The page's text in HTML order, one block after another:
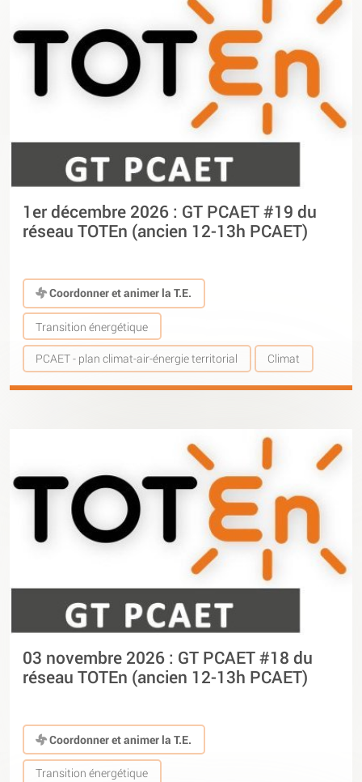
1er décembre 2026 : GT PCAET #19 du
réseau TOTEn (ancien 12-13h PCAET)
Coordonner et animer la T.E.
Transition énergétique
PCAET - plan climat-air-énergie territorial Climat
03 novembre 2026 : GT PCAET #18 du
réseau TOTEn (ancien 12-13h PCAET)
Coordonner et animer la T.E.
Transition énergétique